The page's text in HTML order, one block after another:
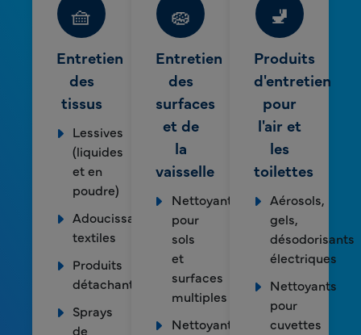
🧺
Entretien
des
tissus
Lessives
(liquides
et en
poudre)
Adoucissants
textiles
Produits
détachants
Sprays
de
🧽
Entretien
des
surfaces
et de
la
vaisselle
Nettoyants
pour
sols
et
surfaces
multiples
Nettoyants
🚽
Produits
d'entretien
pour
l'air et
les
toilettes
Aérosols,
gels,
désodorisants
électriques
Nettoyants
pour
cuvettes